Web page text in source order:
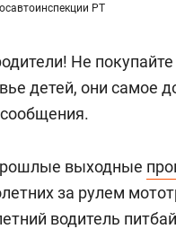
РТ
Не
детей, они самое
выходные
за рулем
водитель